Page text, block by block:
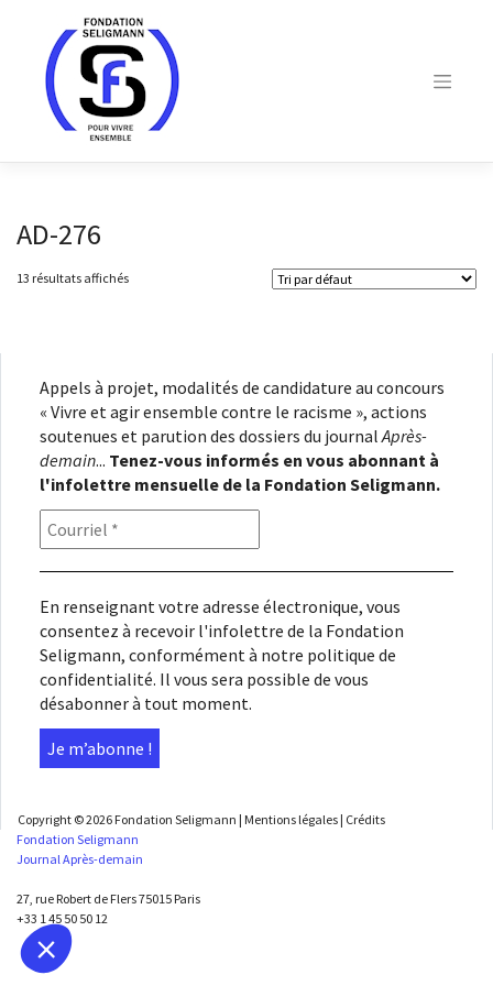
AD-276
13 résultats affichés
Appels à projet, modalités de candidature au concours
« Vivre et agir ensemble contre le racisme », actions
soutenues et parution des dossiers du journalAprès-
demain... Tenez-vous informés en vous abonnant à
l'infolettre mensuelle de la Fondation Seligmann.
En renseignant votre adresse électronique, vous
consentez à recevoir l'infolettre de la Fondation
Seligmann, conformément à notre politique de
confidentialité. Il vous sera possible de vous
désabonner à tout moment.
Copyright © 2026 Fondation Seligmann | Mentions légales | Crédits
Fondation Seligmann
Journal Après-demain
27, rue Robert de Flers 75015 Paris
+33 1 45 50 50 12